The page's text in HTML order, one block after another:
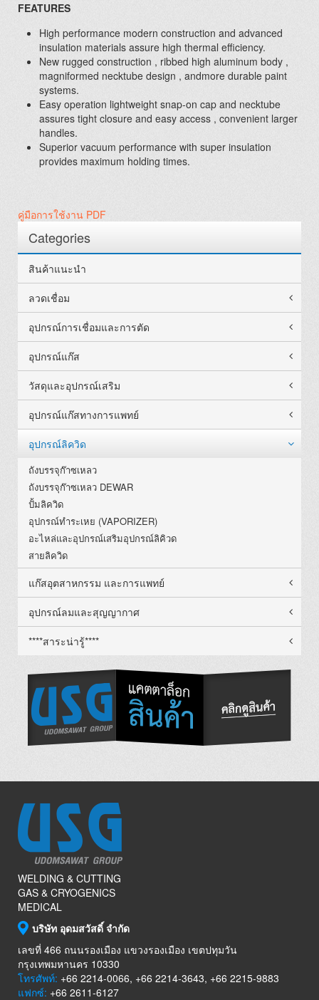
FEATURES
High performance modern construction and advanced
insulation materials assure high thermal efficiency.
New rugged construction , ribbed high aluminum body ,
magniformed necktube design , andmore durable paint
systems.
Easy operation lightweight snap-on cap and necktube
assures tight closure and easy access , convenient larger
handles.
Superior vacuum performance with super insulation
provides maximum holding times.
คู่มือการใช้งาน PDF
Categories
สินค้าแนะนำ
ลวดเชื่อม
อุปกรณ์การเชื่อมและการตัด
อุปกรณ์แก๊ส
วัสดุและอุปกรณ์เสริม
อุปกรณ์แก๊สทางการแพทย์
อุปกรณ์ลิควิด
ถังบรรจุก๊าซเหลว
ถังบรรจุก๊าซเหลว DEWAR
ปั้มลิควิด
อุปกรณ์ทำระเหย (VAPORIZER)
อะไหล่และอุปกรณ์เสริมอุปกรณ์ลิคิวด
สายลิควิด
แก๊สอุตสาหกรรม และการแพทย์
อุปกรณ์ลมและสุญญากาศ
****สาระน่ารู้****
WELDING & CUTTING
GAS & CRYOGENICS
MEDICAL
บริษัท อุดมสวัสดิ์ จำกัด
เลขที่ 466 ถนนรองเมือง แขวงรองเมือง เขตปทุมวัน
กรุงเทพมหานคร 10330
โทรศัพท์: +66 2214-0066, +66 2214-3643, +66 2215-9883
แฟกซ์: +66 2611-6127